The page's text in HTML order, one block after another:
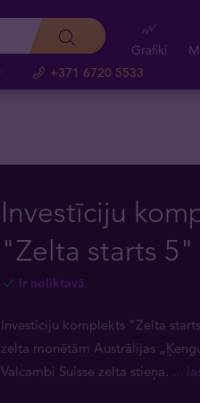
+371 6720 5533
Grafiki
Investīciju
"Zelta starts 5"
Ir noliktavā
Investīciju komplekts "Zelta
zelta monētām Austrālijas
Valcambi Suisse zelta stieņa. ...